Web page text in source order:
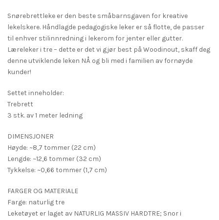
Snørebrettleke er den beste småbarnsgaven for kreative
lekelskere. Håndlagde pedagogiske leker er så flotte, de passer
til enhver stilinnredning i lekerom for jenter eller gutter.
Læreleker i tre – dette er det vi gjør best på Woodinout, skaff deg
denne utviklende leken NÅ og bli med i familien av fornøyde
kunder!
Settet inneholder:
Trebrett
3 stk. av 1 meter ledning
DIMENSJONER
Høyde: ~8,7 tommer (22 cm)
Lengde: ~12,6 tommer (32 cm)
Tykkelse: ~0,66 tommer (1,7 cm)
FARGER OG MATERIALE
Farge: naturlig tre
Leketøyet er laget av NATURLIG MASSIV HARDTRE; Snor i